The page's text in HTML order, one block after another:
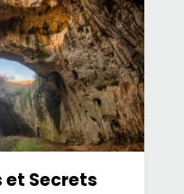
et Secrets